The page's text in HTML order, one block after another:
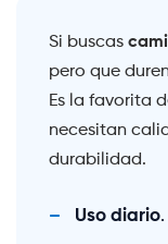
Si buscas
pero que
Es la favorita
necesitan
durabilidad.
Uso diario